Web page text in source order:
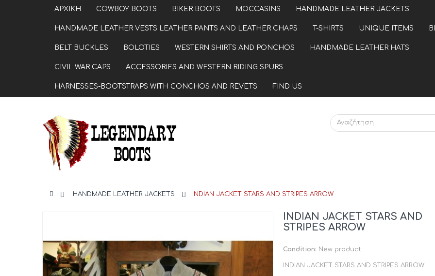
ΑΡΧΙΚΗ COWBOY BOOTS BIKER BOOTS MOCCASINS HANDMADE LEATHER JACKETS
HANDMADE LEATHER VESTS LEATHER PANTS AND LEATHER CHAPS T-SHIRTS UNIQUE ITEMS
BELT BUCKLES BOLOTIES WESTERN SHIRTS AND PONCHOS HANDMADE LEATHER HATS
CIVIL WAR CAPS ACCESSORIES AND WESTERN RIDING SPURS
HARNESSES-BOOTSTRAPS WITH CONCHOS AND REVETS FIND US
> HANDMADE LEATHER JACKETS > INDIAN JACKET STARS AND STRIPES ARROW
INDIAN JACKET STARS AND
STRIPES ARROW
Condition: New product
INDIAN JACKET STARS AND STRIPES ARROW